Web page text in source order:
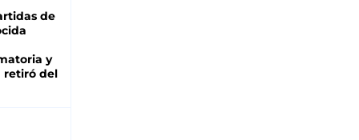
de
y
retiró del